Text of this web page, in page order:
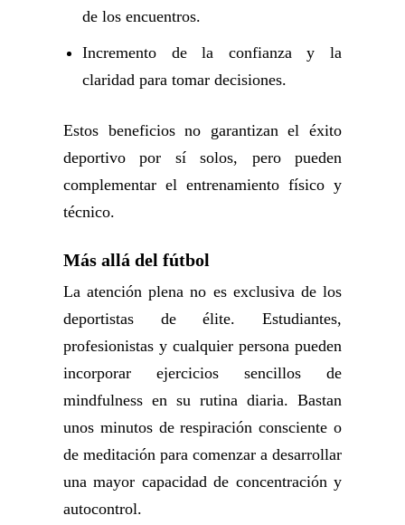
de los encuentros.
Incremento de la confianza y la
claridad para tomar decisiones.
Estos beneficios no garantizan el éxito
deportivo por sí solos, pero pueden
complementar el entrenamiento físico y
técnico.
Más allá del fútbol
La atención plena no es exclusiva de los
deportistas de élite. Estudiantes,
profesionistas y cualquier persona pueden
incorporar ejercicios sencillos de
mindfulness en su rutina diaria. Bastan
unos minutos de respiración consciente o
de meditación para comenzar a desarrollar
una mayor capacidad de concentración y
autocontrol.